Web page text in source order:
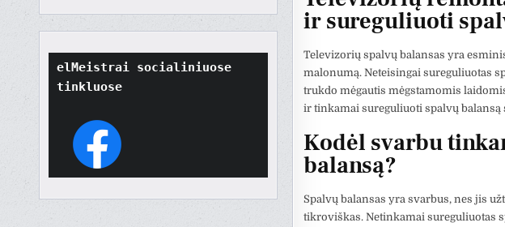
elMeistrai socialiniuose
tinkluose
ir sureguliuoti
Televizorių spalvų balansas yra
malonumą. Neteisingai sureguliuotas
trukdo mėgautis mėgstamomis
ir tinkamai sureguliuoti spalvų balansą
Kodėl svarbu
balansą?
Spalvų balansas yra svarbus, nes jis
tikroviškas. Netinkamai sureguliuotas